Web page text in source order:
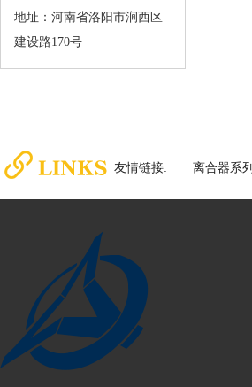
地址：河南省洛阳市涧西区
建设路170号
友情链接: 离合器系列